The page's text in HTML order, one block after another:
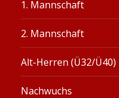
1. Mannschaft
2. Mannschaft
Alt-Herren (Ü32/Ü40)
Nachwuchs